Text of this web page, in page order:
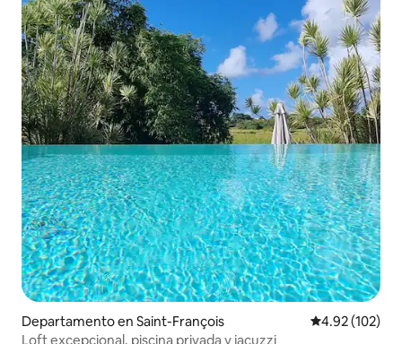
Departamento en Saint-François Calificación
4.92 (102)
Loft excepcional, piscina privada y jacuzzi